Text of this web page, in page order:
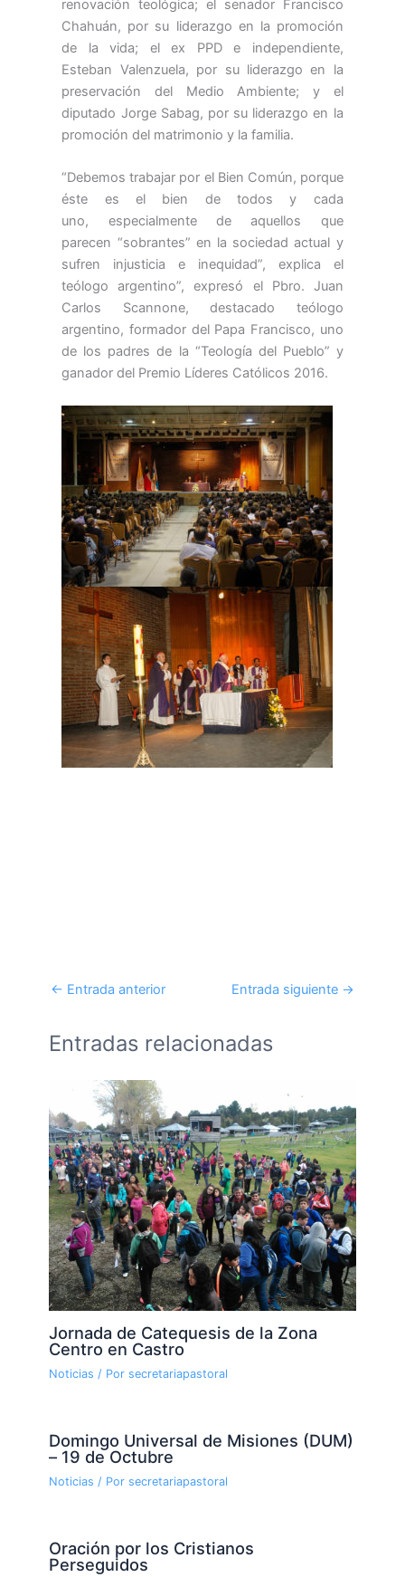
renovación teológica; el senador Francisco
Chahuán, por su liderazgo en la promoción
de la vida; el ex PPD e independiente,
Esteban Valenzuela, por su liderazgo en la
preservación del Medio Ambiente; y el
diputado Jorge Sabag, por su liderazgo en la
promoción del matrimonio y la familia.
“Debemos trabajar por el Bien Común, porque
éste es el bien de todos y cada
uno, especialmente de aquellos que
parecen “sobrantes” en la sociedad actual y
sufren injusticia e inequidad”, explica el
teólogo argentino”, expresó el Pbro. Juan
Carlos Scannone, destacado teólogo
argentino, formador del Papa Francisco, uno
de los padres de la “Teología del Pueblo” y
ganador del Premio Líderes Católicos 2016.
← Entrada anterior Entrada siguiente →
Entradas relacionadas
Jornada de Catequesis de la Zona
Centro en Castro
Noticias / Por secretariapastoral
Domingo Universal de Misiones (DUM)
– 19 de Octubre
Noticias / Por secretariapastoral
Oración por los Cristianos
Perseguidos